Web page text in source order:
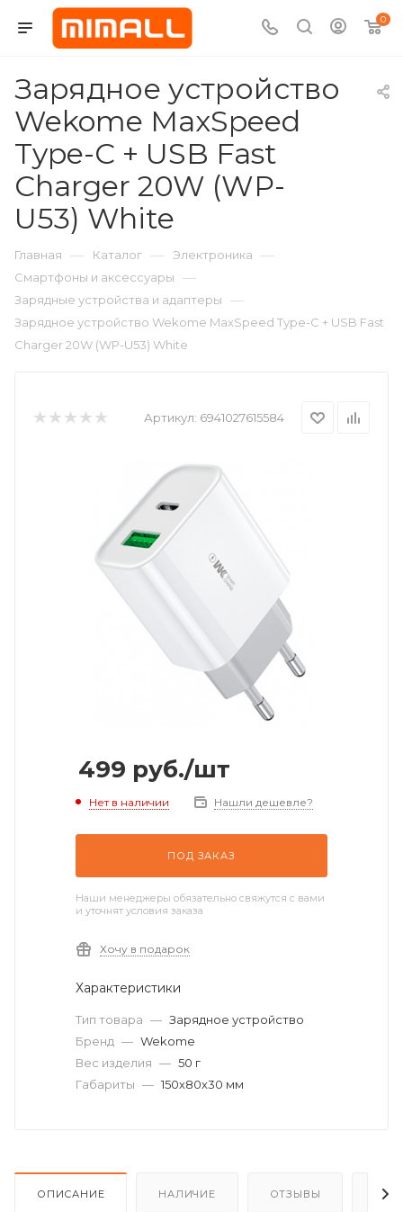
0
Зарядное устройство
Wekome MaxSpeed
Type-C + USB Fast
Charger 20W (WP-
U53) White
Главная — Каталог — Электроника —
Смартфоны и аксессуары —
Зарядные устройства и адаптеры —
Зарядное устройство Wekome MaxSpeed Type-C + USB Fast
Charger 20W (WP-U53) White
Артикул: 6941027615584
499 руб./шт
Нет в наличии Нашли дешевле?
ПОД ЗАКАЗ
Наши менеджеры обязательно свяжутся с вами
и уточнят условия заказа
Хочу в подарок
Характеристики
Тип товара — Зарядное устройство
Бренд — Wekome
Вес изделия — 50 г
Габариты — 150х80х30 мм
ОПИСАНИЕ НАЛИЧИЕ ОТЗЫВЫ